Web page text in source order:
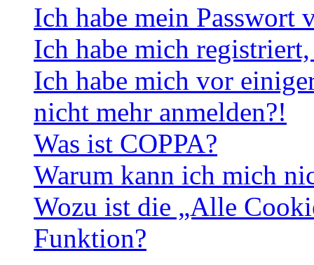
Ich habe mein Passwort
Ich habe mich
Ich habe mich vor
nicht mehr anmelden?!
Was ist COPPA?
Warum kann ich mich
Wozu ist die „Alle
Funktion?